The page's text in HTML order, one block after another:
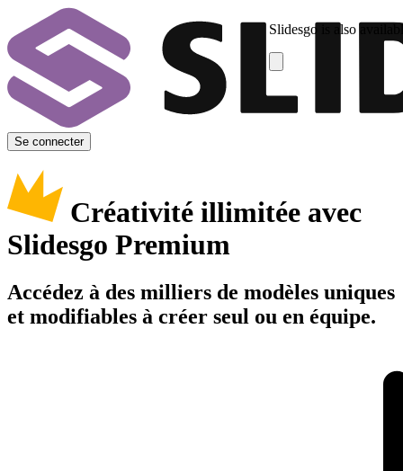
Slidesgo is also
Se connecter
Créativité illimitée avec
Slidesgo Premium
Accédez à des milliers de modèles uniques
et modifiables à créer seul ou en équipe.